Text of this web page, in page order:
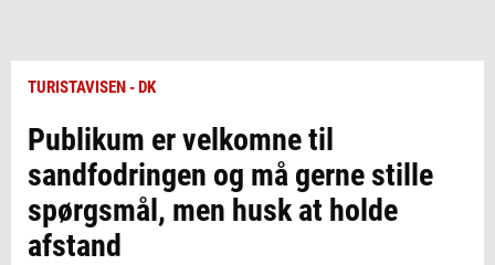
TURISTAVISEN - DK
Publikum er velkomne til
sandfodringen og må gerne stille
spørgsmål, men husk at holde
afstand